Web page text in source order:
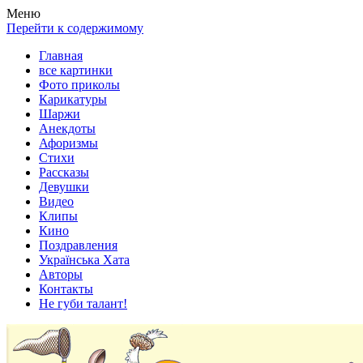
Весела хата — прикольные картинки, смешные истории, клипы!
Покажем всем ваши фото приколы, карикатуры, шаржи, стихи,
Меню
Перейти к содержимому
Главная
все картинки
Фото приколы
Карикатуры
Шаржи
Анекдоты
Афоризмы
Стихи
Рассказы
Девушки
Видео
Клипы
Кино
Поздравления
Українська Хата
Авторы
Контакты
Не губи талант!